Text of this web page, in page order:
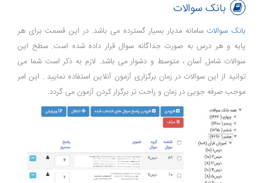
بانک سوالات
بانک سوالاتسامانه مدیار بسیار گسترده می باشد. در این قسمت برای هر
پایه و هر درس به صورت جداگانه سوال قرار داده شده است. سطح این
سوالات شامل آسان ، متوسط و دشوار می باشد. لازم به ذکر است شما می
توانید از این سوالات در زمان برگزاری آزمون آنلاین استفاده نمایید . این امر
موجب صرفه جویی در زمان و راحت تر برگزار کردن آزمون می گردد.